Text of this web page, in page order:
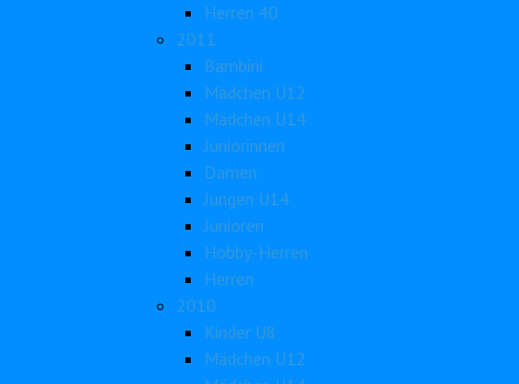
Herren 40
2011
Bambini
Mädchen U12
Mädchen U14
Juniorinnen
Damen
Jungen U14
Junioren
Hobby-Herren
Herren
2010
Kinder U8
Mädchen U12